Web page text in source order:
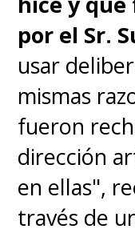
por el Sr.
usar
mismas
fueron
dirección
en ellas",
través de